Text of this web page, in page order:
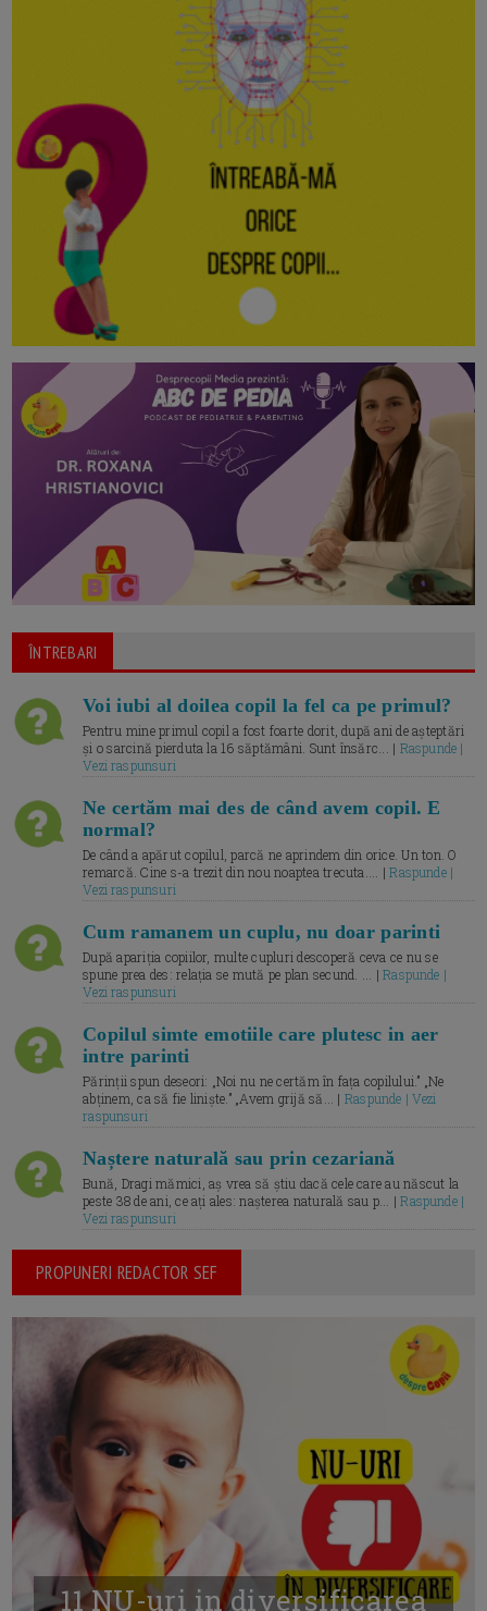
ÎNTREBARI
Voi iubi al doilea copil la fel ca pe primul?
Pentru mine primul copil a fost foarte dorit, după ani de așteptări
și o sarcină pierduta la 16 săptămâni. Sunt însărc... | Raspunde |
Vezi raspunsuri
Ne certăm mai des de când avem copil. E
normal?
De când a apărut copilul, parcă ne aprindem din orice. Un ton. O
remarcă. Cine s-a trezit din nou noaptea trecuta.... |Raspunde |
Vezi raspunsuri
Cum ramanem un cuplu, nu doar parinti
După apariția copiilor, multe cupluri descoperă ceva ce nu se
spune prea des: relația se mută pe plan secund. ... |Raspunde |
Vezi raspunsuri
Copilul simte emotiile care plutesc in aer
intre parinti
Părinții spun deseori: „Noi nu ne certăm în fața copilului.” „Ne
abținem, ca să fie liniște.” „Avem grijă să... | Raspunde | Vezi
raspunsuri
Naștere naturală sau prin cezariană
Bună, Dragi mămici, aș vrea să știu dacă cele care au născut la
peste 38 de ani, ce ați ales: nașterea naturală sau p... |Raspunde |
Vezi raspunsuri
PROPUNERI REDACTOR SEF
11 NU-uri in diversificarea